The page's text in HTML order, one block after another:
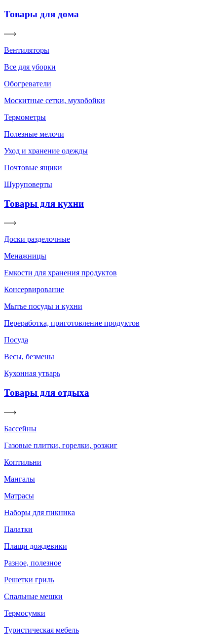
Товары для дома
Вентиляторы
Все для уборки
Обогреватели
Москитные сетки, мухобойки
Термометры
Полезные мелочи
Уход и хранение одежды
Почтовые ящики
Шуруповерты
Товары для кухни
Доски разделочные
Менажницы
Емкости для хранения продуктов
Консервирование
Мытье посуды и кухни
Переработка, приготовление продуктов
Посуда
Весы, безмены
Кухонная утварь
Товары для отдыха
Бассейны
Газовые плитки, горелки, розжиг
Коптильни
Мангалы
Матрасы
Наборы для пикника
Палатки
Плащи дождевики
Разное, полезное
Решетки гриль
Спальные мешки
Термосумки
Туристическая мебель